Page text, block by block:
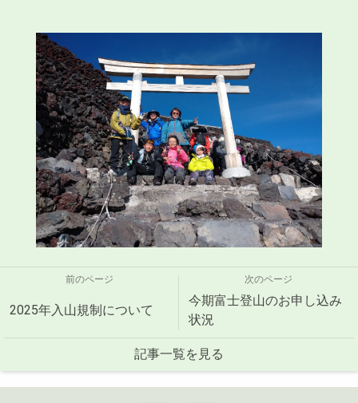
前のページ
2025年入山規制について
次のページ
今期富士登山のお申し込み
状況
記事一覧を見る